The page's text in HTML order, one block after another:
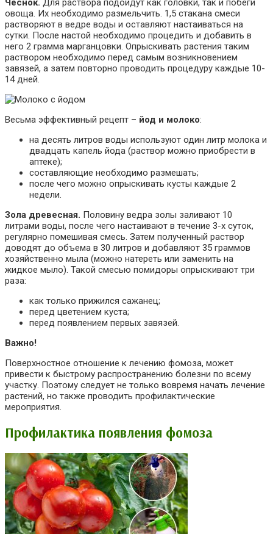
овоща. Их необходимо размельчить. 1,5 стакана смеси
растворяют в ведре воды и оставляют настаиваться на
сутки. После настой необходимо процедить и добавить в
него 2 грамма марганцовки. Опрыскивать растения таким
раствором необходимо перед самым возникновением
завязей, а затем повторно проводить процедуру каждые 10-
14 дней.
Весьма эффективный рецепт – йод и молоко:
на десять литров воды используют один литр молока и
двадцать капель йода (раствор можно приобрести в
аптеке);
составляющие необходимо размешать;
после чего можно опрыскивать кусты каждые 2
недели.
Зола древесная. Половину ведра золы заливают 10
литрами воды, после чего настаивают в течение 3-х суток,
регулярно помешивая смесь. Затем полученный раствор
доводят до объема в 30 литров и добавляют 35 граммов
хозяйственно мыла (можно натереть или заменить на
жидкое мыло). Такой смесью помидоры опрыскивают три
раза:
как только прижился сажанец;
перед цветением куста;
перед появлением первых завязей.
Важно!
Поверхностное отношение к лечению фомоза, может
привести к быстрому распространению болезни по всему
участку. Поэтому следует не только вовремя начать лечение
растений, но также проводить профилактические
мероприятия.
Профилактика появления фомоза